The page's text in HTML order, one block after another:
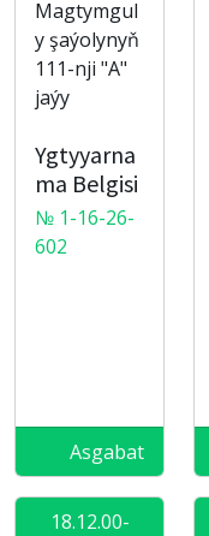
Magtymgul
y şaýolynyň
111-nji "A"
jaýy
Ygtyyarna
ma Belgisi
№ 1-16-26-
602
Asgabat
18.12.00-